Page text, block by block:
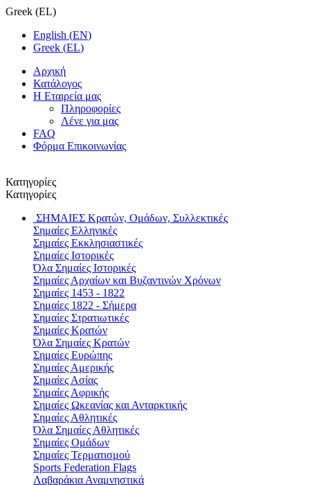
Greek (EL)
English (EN)
Greek (EL)
Αρχική
Κατάλογος
Η Εταιρεία μας
Πληροφορίες
Λένε για μας
FAQ
Φόρμα Επικοινωνίας
Κατηγορίες
Κατηγορίες
ΣΗΜΑΙΕΣ Κρατών, Ομάδων, Συλλεκτικές
Σημαίες Ελληνικές
Σημαίες Εκκλησιαστικές
Σημαίες Ιστορικές
Όλα Σημαίες Ιστορικές
Σημαίες Αρχαίων και Βυζαντινών Χρόνων
Σημαίες 1453 - 1822
Σημαίες 1822 - Σήμερα
Σημαίες Στρατιωτικές
Σημαίες Κρατών
Όλα Σημαίες Κρατών
Σημαίες Ευρώπης
Σημαίες Αμερικής
Σημαίες Ασίας
Σημαίες Αφρικής
Σημαίες Ωκεανίας και Ανταρκτικής
Σημαίες Αθλητικές
Όλα Σημαίες Αθλητικές
Σημαίες Ομάδων
Σημαίες Τερματισμού
Sports Federation Flags
Λαβαράκια Αναμνηστικά